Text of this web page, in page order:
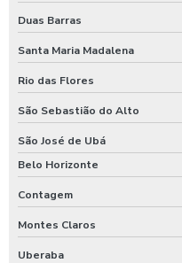
Lavagem de caminhão
Lavagem de caminhão de lixo
Lavagem de caminhão preço
Lavagem de carros self service
Lavagem expressa
Lavagem expressa de carros
Lavagem de máquinas agrícolas
Lavagem de máquinas pesadas
Duas Barras
Santa Maria Madalena
Rio das Flores
São Sebastião do Alto
São José de Ubá
Belo Horizonte
Contagem
Montes Claros
Uberaba